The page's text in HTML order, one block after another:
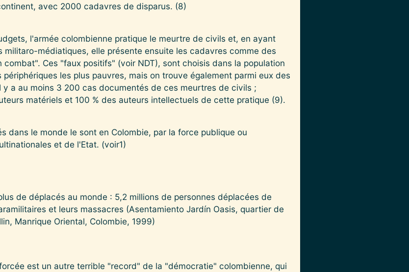
avec 2000 cadavres de disparus. (8)
l'armée colombienne pratique le meurtre de civils et, en ayant
militaro-médiatiques, elle présente ensuite les cadavres comme des
Ces "faux positifs" (voir NDT), sont choisis dans la population
les plus pauvres, mais on trouve également parmi eux des
a au moins 3 200 cas documentés de ces meurtres de civils ;
matériels et 100 % des auteurs intellectuels de cette pratique (9).
dans le monde le sont en Colombie, par la force publique ou
et de l'Etat. (voir1)
de déplacés au monde : 5,2 millions de personnes déplacées de
et leurs massacres (Asentamiento Jardín Oasis, quartier de
Manrique Oriental, Colombie, 1999)
est un autre terrible "record" de la "démocratie" colombienne, qui